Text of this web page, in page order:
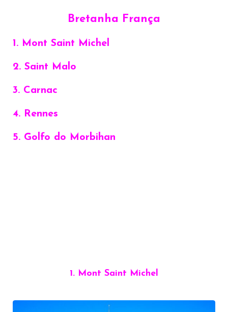
Bretanha França
1. Mont Saint Michel
2. Saint Malo
3. Carnac
4. Rennes
5. Golfo do Morbihan
1. Mont Saint Michel